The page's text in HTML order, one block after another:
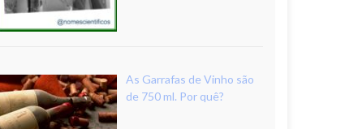
As Garrafas de Vinho são
de 750 ml. Por quê?